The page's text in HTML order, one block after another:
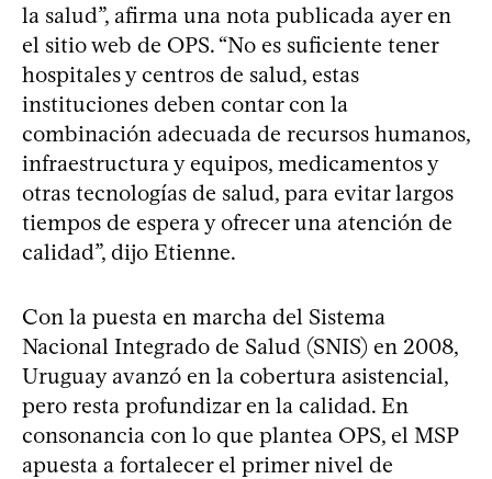
la salud”, afirma una nota publicada ayer en
el sitio web de OPS. “No es suficiente tener
hospitales y centros de salud, estas
instituciones deben contar con la
combinación adecuada de recursos humanos,
infraestructura y equipos, medicamentos y
otras tecnologías de salud, para evitar largos
tiempos de espera y ofrecer una atención de
calidad”, dijo Etienne.
Con la puesta en marcha del Sistema
Nacional Integrado de Salud (SNIS) en 2008,
Uruguay avanzó en la cobertura asistencial,
pero resta profundizar en la calidad. En
consonancia con lo que plantea OPS, el MSP
apuesta a fortalecer el primer nivel de